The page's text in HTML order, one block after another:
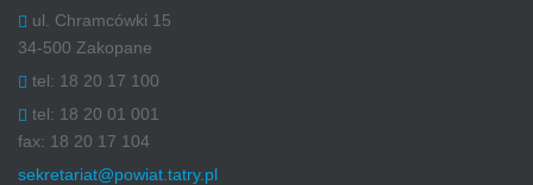
ul. Chramcówki 15
34-500 Zakopane
tel: 18 20 17 100
tel: 18 20 01 001
fax: 18 20 17 104
sekretariat@powiat.tatry.pl